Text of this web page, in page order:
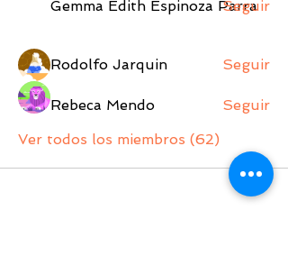
Gemma Edith Espinoza Parra
Seguir
Rodolfo Jarquin Seguir
Rebeca Mendo
Seguir
Ver todos los miembros (62)